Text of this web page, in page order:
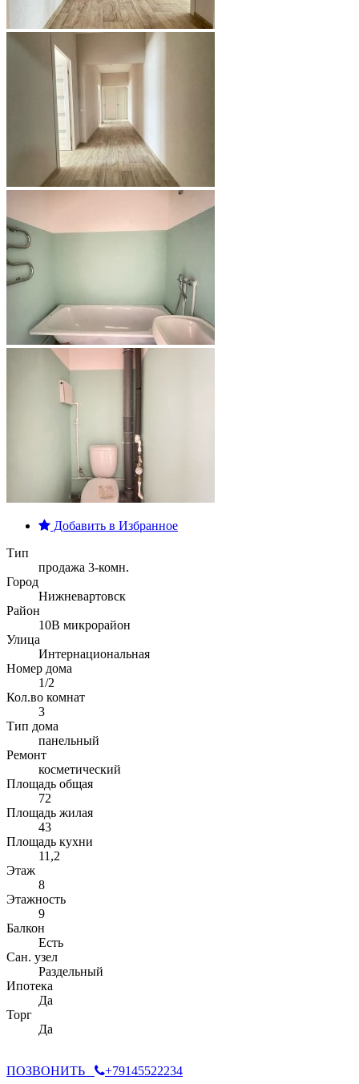
Добавить в Избранное
Тип
продажа 3-комн.
Город
Нижневартовск
Район
10В микрорайон
Улица
Интернациональная
Номер дома
1/2
Кол.во комнат
3
Тип дома
панельный
Ремонт
косметический
Площадь общая
72
Площадь жилая
43
Площадь кухни
11,2
Этаж
8
Этажность
9
Балкон
Есть
Сан. узел
Раздельный
Ипотека
Да
Торг
Да
ПОЗВОНИТЬ +79145522234